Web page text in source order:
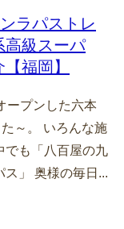
ラパストレ
高級スーパ
福岡】
ープンした六本
～。 いろんな施
でも「八百屋の九
ス」 奥様の毎日...